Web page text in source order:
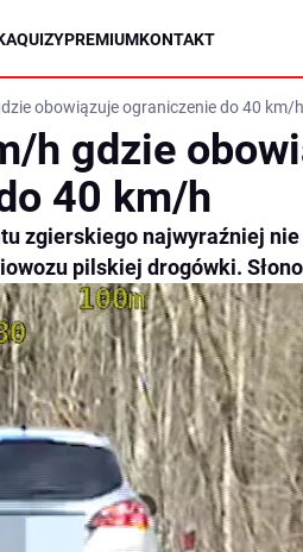
QUIZYPREMIUMKONTAKT
obowiązuje ograniczenie do 40 km/h
h gdzie
40 km/h
zgierskiego najwyraźniej nie
pilskiej drogówki.